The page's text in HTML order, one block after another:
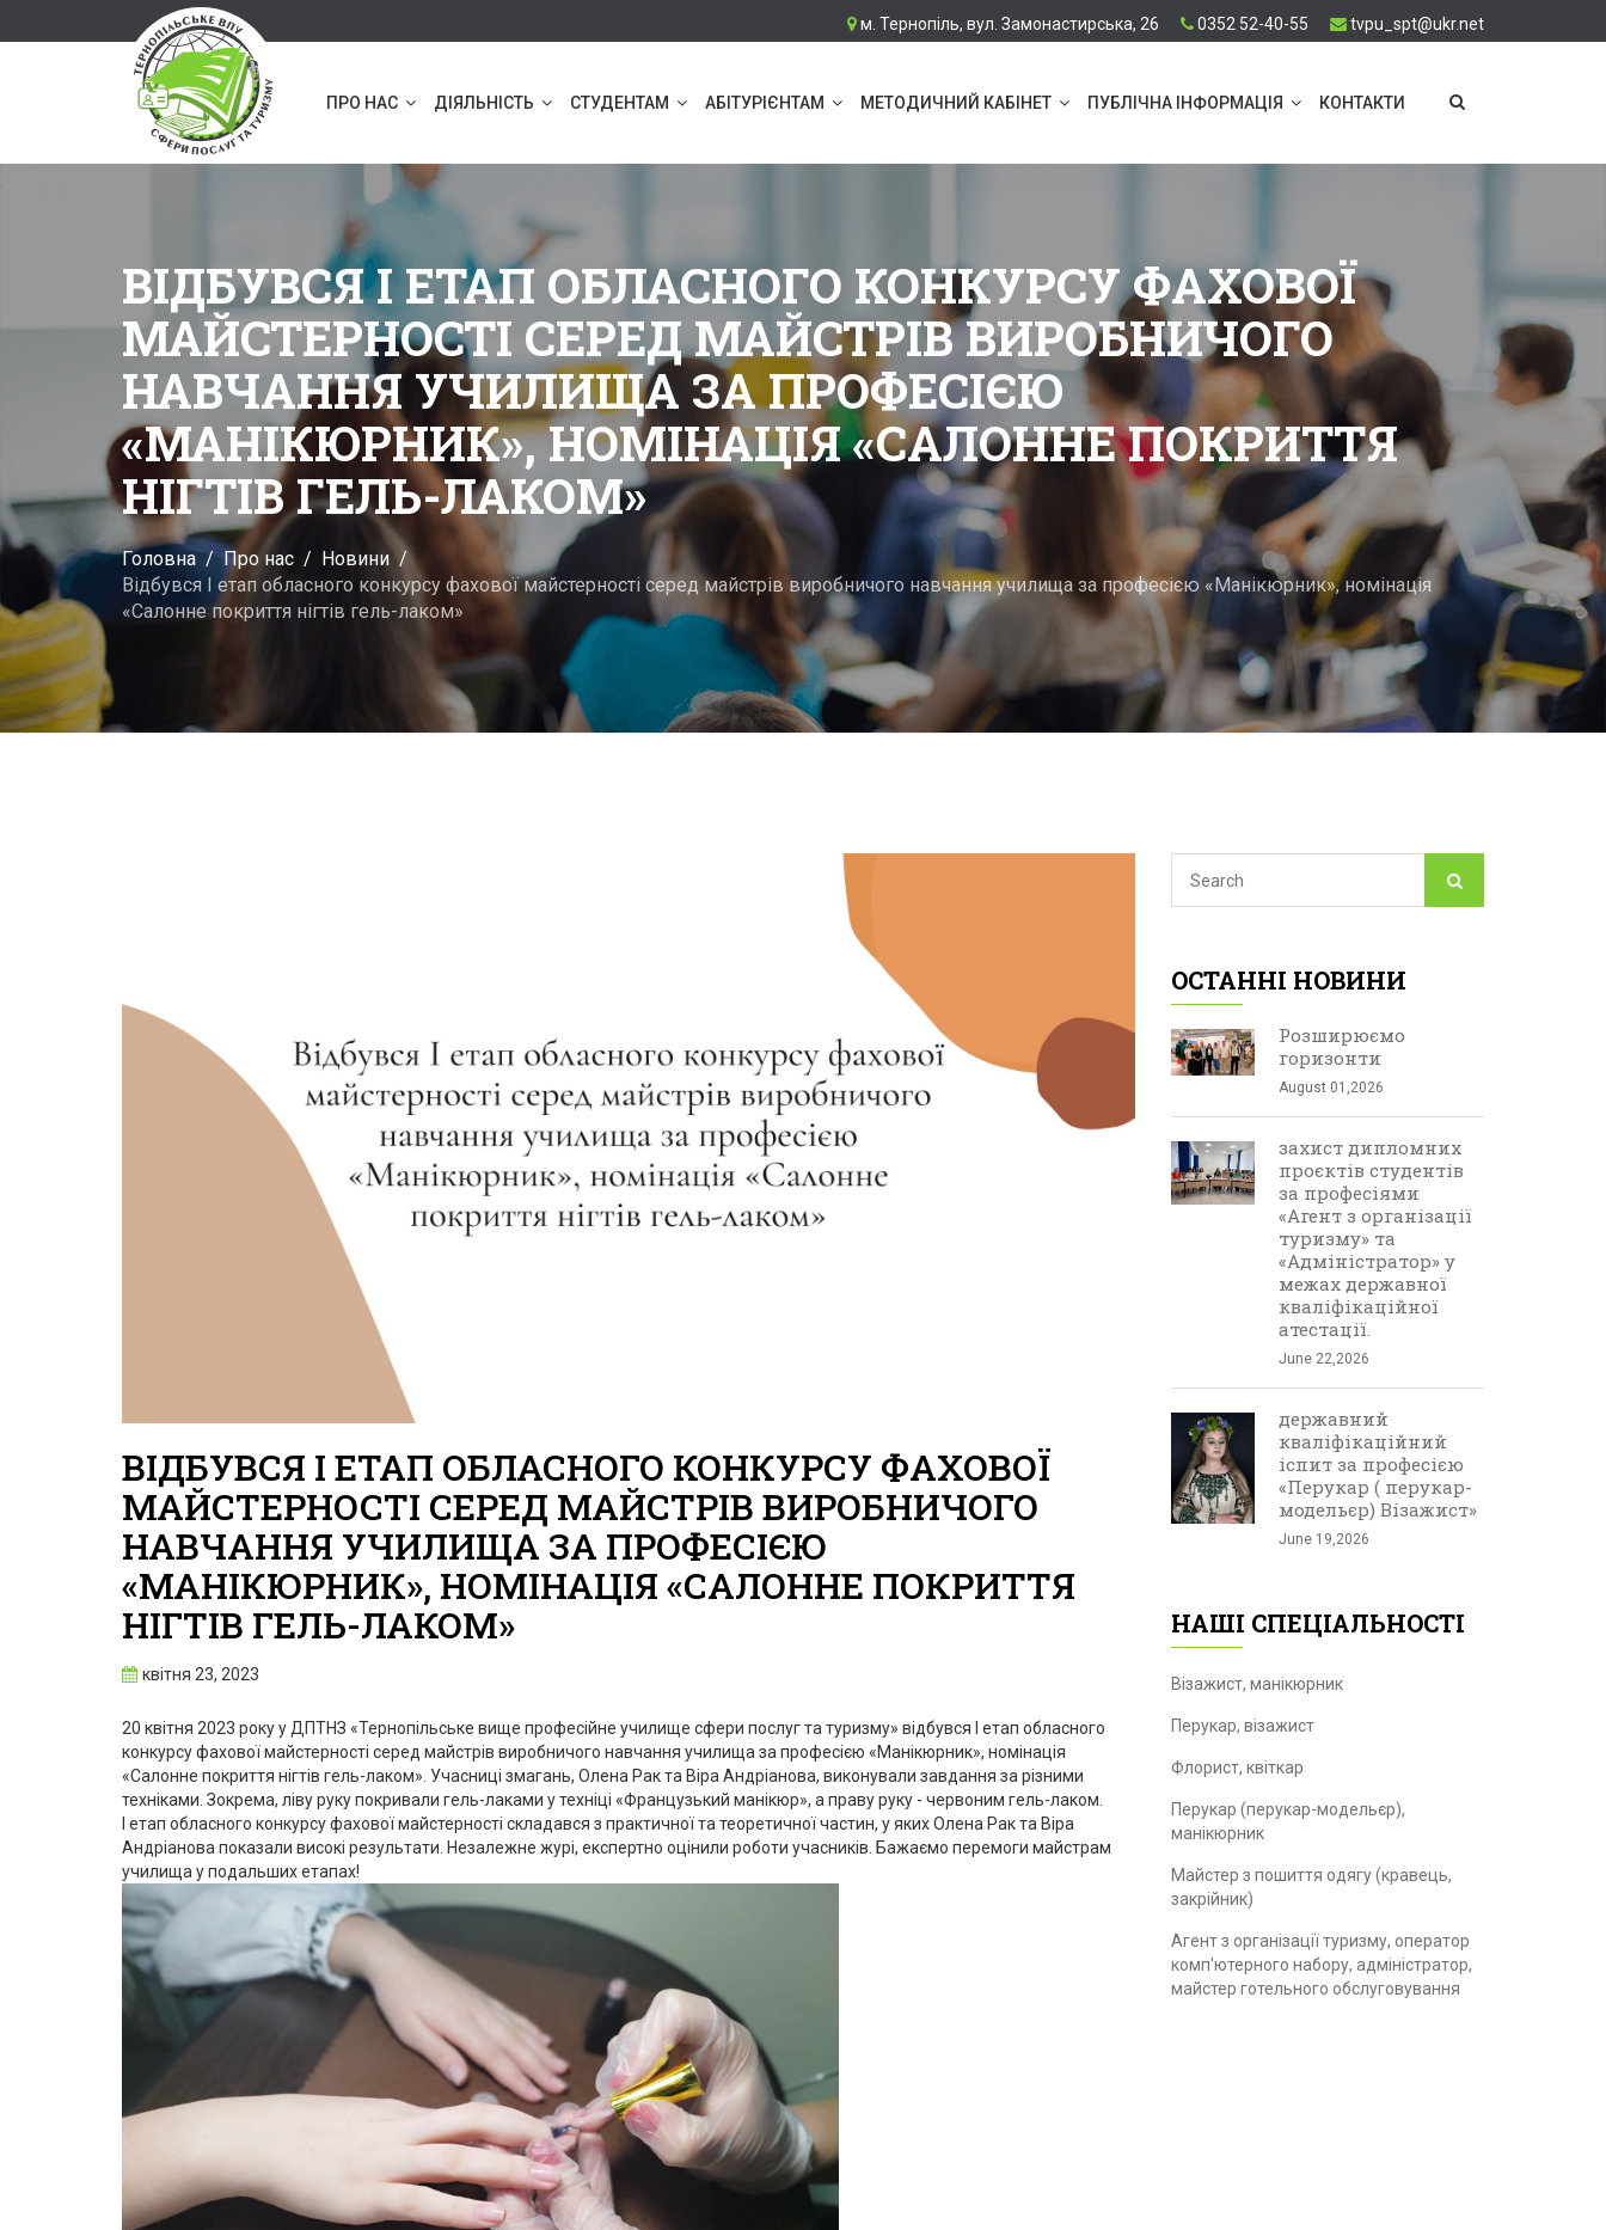
м. Тернопіль, вул. Замонастирська, 26 0352 52-40-55 tvpu_spt@ukr.net
ПРО НАС ДІЯЛЬНІСТЬ СТУДЕНТАМ АБІТУРІЄНТАМ МЕТОДИЧНИЙ КАБІНЕТ ПУБЛІЧНА ІНФОРМАЦІЯ КОНТАКТИ
ВІДБУВСЯ I ЕТАП ОБЛАСНОГО КОНКУРСУ ФАХОВОЇ
МАЙСТЕРНОСТІ СЕРЕД МАЙСТРІВ ВИРОБНИЧОГО
НАВЧАННЯ УЧИЛИЩА ЗА ПРОФЕСІЄЮ
«МАНІКЮРНИК», НОМІНАЦІЯ «САЛОННЕ ПОКРИТТЯ
НІГТІВ ГЕЛЬ-ЛАКОМ»
Головна Про нас
Новини
Відбувся I етап обласного конкурсу фахової майстерності серед майстрів виробничого навчання училища за професією «Манікюрник», номінація
«Салонне покриття нігтів гель-лаком»
ВІДБУВСЯ I ЕТАП ОБЛАСНОГО КОНКУРСУ ФАХОВОЇ
МАЙСТЕРНОСТІ СЕРЕД МАЙСТРІВ ВИРОБНИЧОГО
НАВЧАННЯ УЧИЛИЩА ЗА ПРОФЕСІЄЮ
«МАНІКЮРНИК», НОМІНАЦІЯ «САЛОННЕ ПОКРИТТЯ
НІГТІВ ГЕЛЬ-ЛАКОМ»
квітня 23, 2023
20 квітня 2023 року у ДПТНЗ «Тернопільське вище професійне училище сфери послуг та туризму» відбувся I етап обласного
конкурсу фахової майстерності серед майстрів виробничого навчання училища за професією «Манікюрник», номінація
«Салонне покриття нігтів гель-лаком». Учасниці змагань, Олена Рак та Віра Андріанова, виконували завдання за різними
техніками. Зокрема, ліву руку покривали гель-лаками у техніці «Французький манікюр», а праву руку - червоним гель-лаком.
I етап обласного конкурсу фахової майстерності складався з практичної та теоретичної частин, у яких Олена Рак та Віра
Андріанова показали високі результати. Незалежне журі, експертно оцінили роботи учасників. Бажаємо перемоги майстрам
училища у подальших етапах!
ОСТАННІ НОВИНИ
Розширюємо
горизонти
August 01,2026
захист дипломних
проєктів студентів
за професіями
«Агент з організації
туризму» та
«Адміністратор» у
межах державної
кваліфікаційної
атестації.
June 22,2026
державний
кваліфікаційний
іспит за професією
«Перукар ( перукар-
модельєр) Візажист»
June 19,2026
НАШІ СПЕЦІАЛЬНОСТІ
Візажист, манікюрник
Перукар, візажист
Флорист, квіткар
Перукар (перукар-модельєр),
манікюрник
Майстер з пошиття одягу (кравець,
закрійник)
Агент з організації туризму, оператор
комп'ютерного набору, адміністратор,
майстер готельного обслуговування